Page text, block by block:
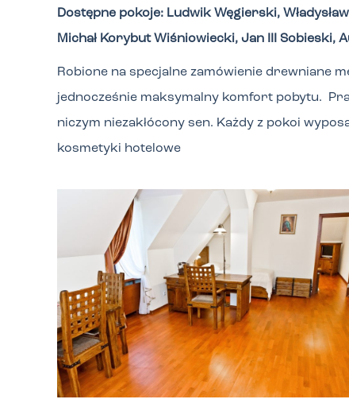
Dostępne pokoje: Ludwik Węgierski,
Michał Korybut Wiśniowiecki, Jan III Sobieski,
Robione na specjalne zamówienie drewniane
jednocześnie maksymalny komfort pobytu.
niczym niezakłócony sen. Każdy z pokoi
kosmetyki hotelowe